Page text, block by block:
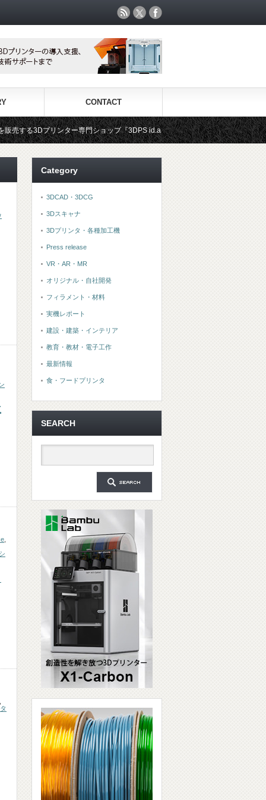
CONTACT
ー専門ショップ『3DPS id.arts』 3Dプリンタ用材料専門ショップ
Category
3DCAD・3DCG
3Dスキャナ
3Dプリンタ・各種加工機
Press release
VR・AR・MR
オリジナル・自社開発
フィラメント・材料
実機レポート
建設・建築・インテリア
教育・教材・電子工作
最新情報
食・フードプリンタ
SEARCH